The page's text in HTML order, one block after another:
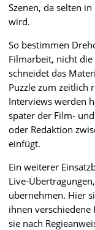
Szenen, da selten
wird.
So bestimmen
Filmarbeit, nicht
schneidet das
Puzzle zum zeitlich
Interviews werden
später der Film-
oder Redaktion
einfügt.
Ein weiterer
Live-
übernehmen. Hier
ihnen verschiedene
sie nach